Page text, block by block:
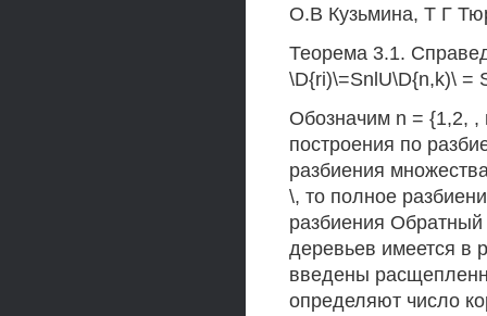
О.В Кузьмина, Т Г
Теорема 3.1.
\D{ri)\=SnlU\D{n,k)\ =
Обозначим n = {1,2, ,
построения по
разбиения
\, то полное
разбиения
деревьев имеется в
введены
определяют число